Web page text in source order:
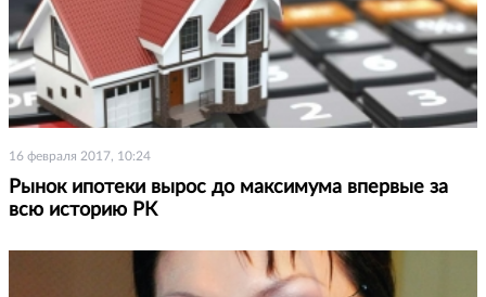
16 февраля 2017, 10:24
Рынок ипотеки вырос до максимума впервые за
всю историю РК